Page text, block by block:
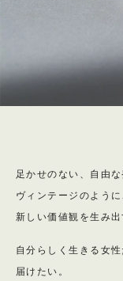
足かせのない、自由な
ヴィンテージのよう
新しい価値観を生み
自分らしく生きる女
届けたい。